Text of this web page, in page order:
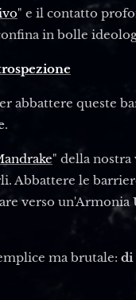
" e il contatto
in bolle
abbattere queste
.
" della
Abbattere le
verso
ma brutale: di